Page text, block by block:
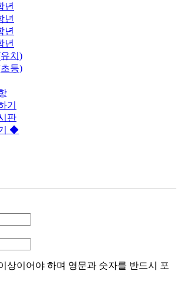
년
년
년
년
치)
등)
기
판
◆
상이어야 하며 영문과 숫자를 반드시 포